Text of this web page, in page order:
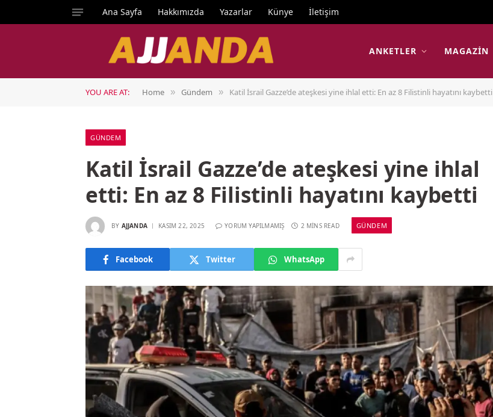
Ana Sayfa Hakkımızda Yazarlar Künye İletişim
ANKETLER MAGAZIN
YOU ARE AT: Home » Gündem » Katil İsrail Gazze’de ateşkesi yine ihlal etti: En az 8 Filistinli hayatını kaybetti
GÜNDEM
Katil İsrail Gazze’de ateşkesi yine ihlal
etti: En az 8 Filistinli hayatını kaybetti
BY AJJANDA KASIM 22, 2025 YORUM YAPILMAMIŞ 2 MINS READ GÜNDEM
Facebook Twitter WhatsApp